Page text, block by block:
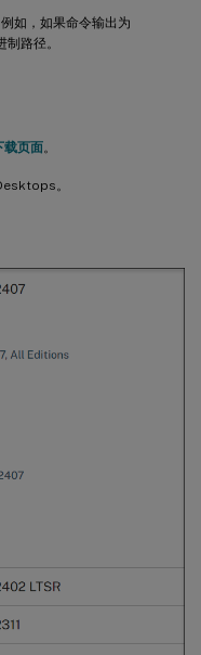
如，如果命令输出为
路径。
页面。
。